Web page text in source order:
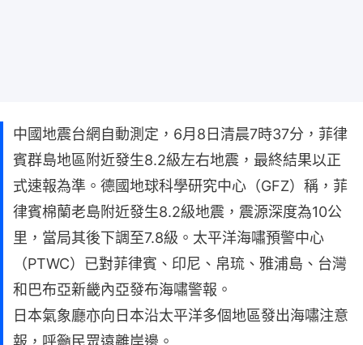
中國地震台網自動測定，6月8日清晨7時37分，菲律
賓群島地區附近發生8.2級左右地震，最終結果以正
式速報為準。德國地球科學研究中心（GFZ）稱，菲
律賓棉蘭老島附近發生8.2級地震，震源深度為10公
里，當局其後下調至7.8級。太平洋海嘯預警中心
（PTWC）已對菲律賓、印尼、帛琉、雅浦島、台灣
和巴布亞新畿內亞發布海嘯警報。
日本氣象廳亦向日本沿太平洋多個地區發出海嘯注意
報，呼籲民眾遠離岸邊。